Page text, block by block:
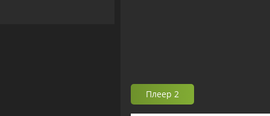
Плеер 2